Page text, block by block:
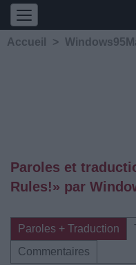
Accueil >
Paroles et
Rules!» par
Paroles + Traduction
Commentaires